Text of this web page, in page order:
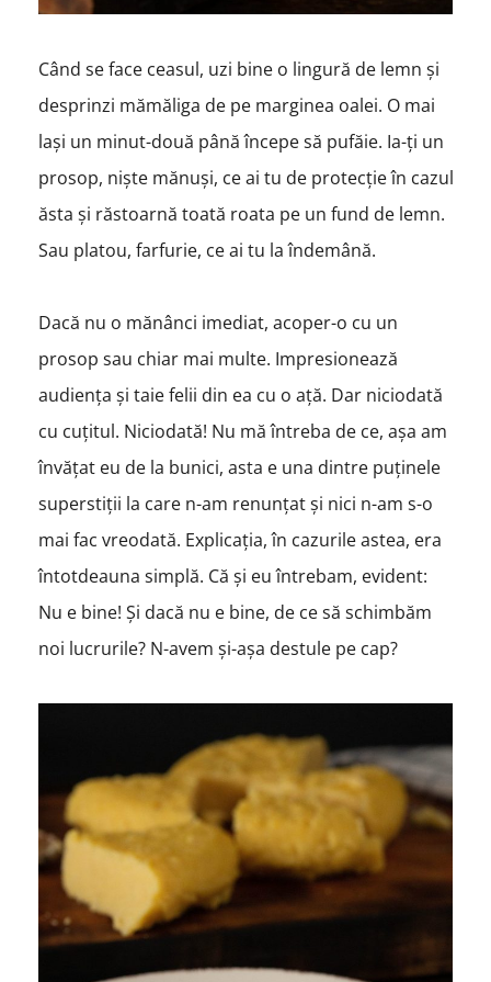
Când se face ceasul, uzi bine o lingură de lemn și
desprinzi mămăliga de pe marginea oalei. O mai
lași un minut-două până începe să pufăie. Ia-ți un
prosop, niște mănuși, ce ai tu de protecție în cazul
ăsta și răstoarnă toată roata pe un fund de lemn.
Sau platou, farfurie, ce ai tu la îndemână.
Dacă nu o mănânci imediat, acoper-o cu un
prosop sau chiar mai multe. Impresionează
audiența și taie felii din ea cu o ață. Dar niciodată
cu cuțitul. Niciodată! Nu mă întreba de ce, așa am
învățat eu de la bunici, asta e una dintre puținele
superstiții la care n-am renunțat și nici n-am s-o
mai fac vreodată. Explicația, în cazurile astea, era
întotdeauna simplă. Că și eu întrebam, evident:
Nu e bine! Și dacă nu e bine, de ce să schimbăm
noi lucrurile? N-avem și-așa destule pe cap?